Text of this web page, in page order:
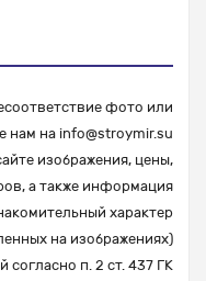
фото или
нам на info@stroymir.su
изображения, цены,
а также информация
характер
на изображениях)
п. 2 ст. 437 ГК